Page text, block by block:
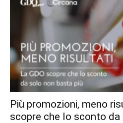
Più promozioni, meno
scopre che lo sconto